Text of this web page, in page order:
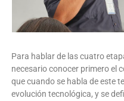
Para hablar de las cuatro
necesario conocer primero el
que cuando se habla de este
evolución tecnológica, y se